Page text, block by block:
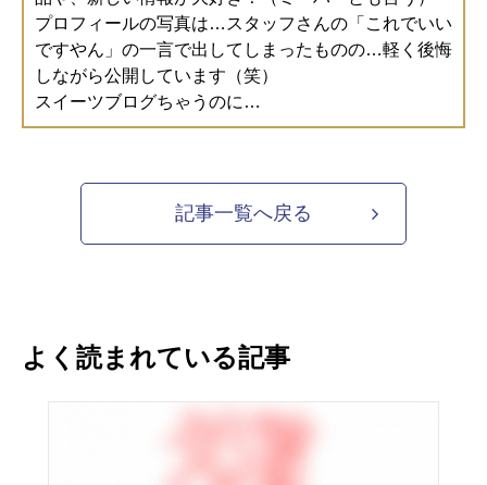
プロフィールの写真は…スタッフさんの「これでいい
ですやん」の一言で出してしまったものの…軽く後悔
しながら公開しています（笑）
スイーツブログちゃうのに…
記事一覧へ戻る
よく読まれている記事